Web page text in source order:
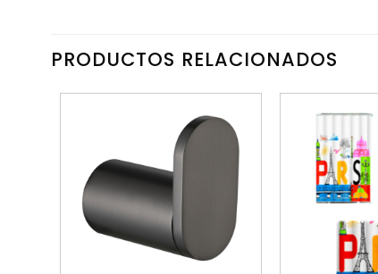
PRODUCTOS RELACIONADOS